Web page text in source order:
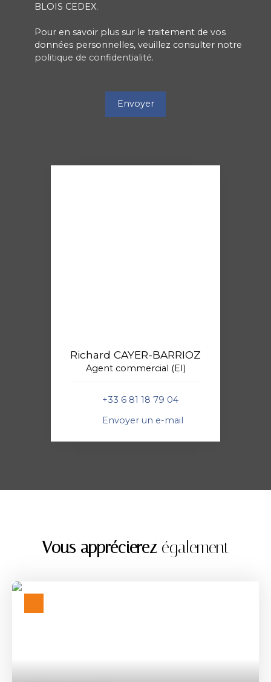
BLOIS CEDEX.
Pour en savoir plus sur le traitement de vos
données personnelles, veuillez consulter notre
politique de confidentialité.
Envoyer
Richard CAYER-BARRIOZ
Agent commercial (EI)
+33 6 81 18 79 04
Envoyer un e-mail
Vous apprécierezégalement